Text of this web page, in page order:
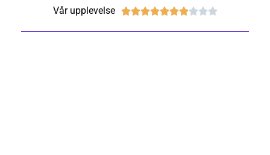
Vår upplevelse 